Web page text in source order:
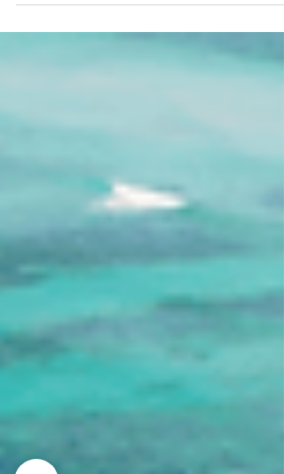
catamaran autour de Nosy Be. Plages de
sable blanc, lagons turquoise, nature
exclusive, idéale pour les couples en quête